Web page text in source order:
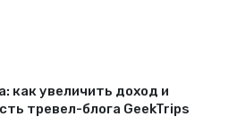
как увеличить доход и
тревел-блога GeekTrips